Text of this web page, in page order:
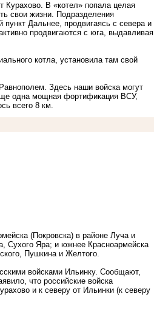
Курахово. В «котел» попала целая
свои жизни. Подразделения
пункт Дальнее, продвигаясь с севера и
продвигаются с юга, выдавливая
котла, установила там свой
Здесь наши войска могут
одна мощная фортификация ВСУ,
всего 8 км.
(Покровска) в районе Луча и
Сухого Яра; и южнее Красноармейска
Пушкина и Желтого.
войсками Ильинку. Сообщают,
что российские войска
и к северу от Ильинки (к северу